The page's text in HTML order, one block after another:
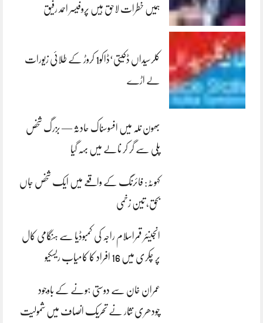
ہمیں خطرات لاحق ہیں پروفیسر احمد رفیق
کلرسیداں ڈکیتی‘ڈاکو1 کروڑ کے طلائی زیورات
لے اڑے
بھون نلہ میں افسوسناک حادثہ — بزرگ شخص
پلی سے گر کر نالے میں بہہ گیا
کہوٹہ: فائرنگ کے واقعے میں ایک شخص جاں
بحق، تین زخمی
انجینئر قمراسلام راجہ کی کمبوڈیا سے ہنگامی کال
پر چکری میں 16 افراد کا کامیاب ریسکیو
عمران خان سے دوستی ہونے کے باوجود
چودھری نثار نے تحریک انصاف میں شمولیت